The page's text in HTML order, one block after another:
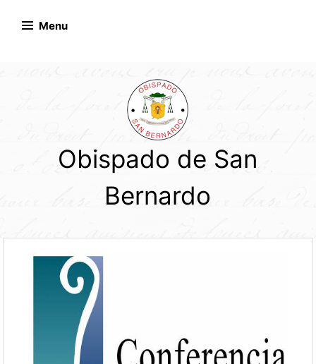
Menu
Obispado de San
Bernardo